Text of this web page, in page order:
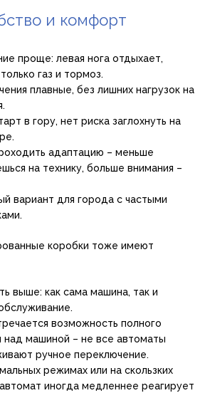
и комфорт
проще: левая нога отдыхает,
газ и тормоз.
плавные, без лишних нагрузок на
в гору, нет риска заглохнуть на
адаптацию – меньше
на технику, больше внимания –
вариант для города с частыми
коробки тоже имеют
выше: как сама машина, так и
возможность полного
над машиной – не все автоматы
ручное переключение.
режимах или на скользких
иногда медленнее реагирует